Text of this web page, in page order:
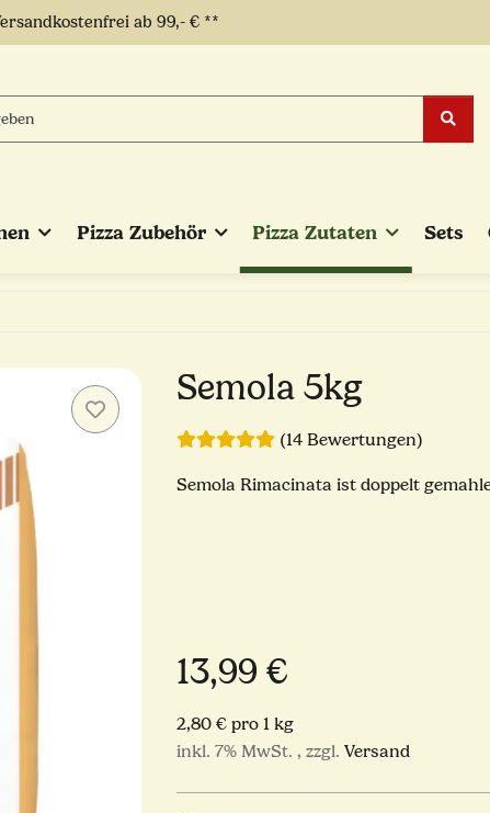
ab 99,- € **
Pizza Zubehör Pizza Zutaten Sets
Semola 5kg
(14 Bewertungen)
Semola Rimacinata ist doppelt
13,99 €
2,80 € pro 1 kg
inkl. 7% MwSt. , zzgl. Versand